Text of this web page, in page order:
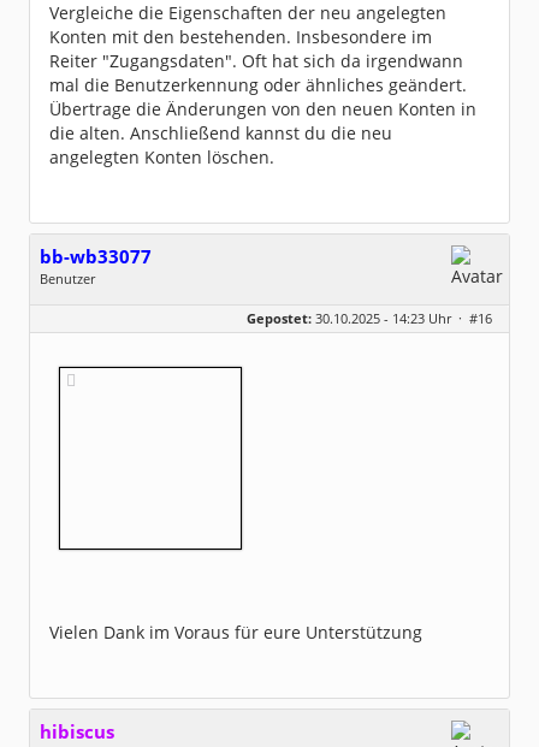
Dabei seit:
03 / 2005
Vergleiche die Eigenschaften der neu angelegten
Konten mit den bestehenden. Insbesondere im
Reiter "Zugangsdaten". Oft hat sich da irgendwann
mal die Benutzerkennung oder ähnliches geändert.
Übertrage die Änderungen von den neuen Konten in
die alten. Anschließend kannst du die neu
angelegten Konten löschen.
bb-wb33077
Benutzer
Dabei seit:
10 / 2025
Gepostet: 30.10.2025 - 14:23 Uhr · #16
Vielen Dank im Voraus für eure Unterstützung
hibiscus